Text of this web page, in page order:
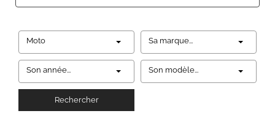
Moto Sa marque...
Son année... Son modèle...
Rechercher